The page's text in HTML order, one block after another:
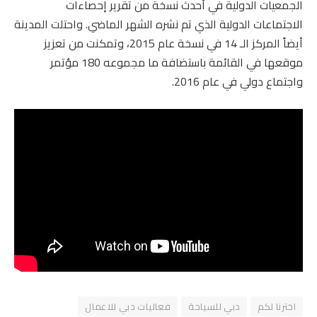
الجمعيات الدولية في أحدث نسخة من تقرير إحصاءات
الاجتماعات الدولية الذي تم نشره الشهر الماضي. واحتلت المدينة
أيضاً المركز الـ 14 في نسخة عام 2015، وتمكنت من تعزيز
موقعها في القائمة باستضافة ما مجموعه 180 مؤتمر
واجتماع دولي في عام 2016.
اخترنا لكم دبي للسياحة فعاليات دبي للاعمال